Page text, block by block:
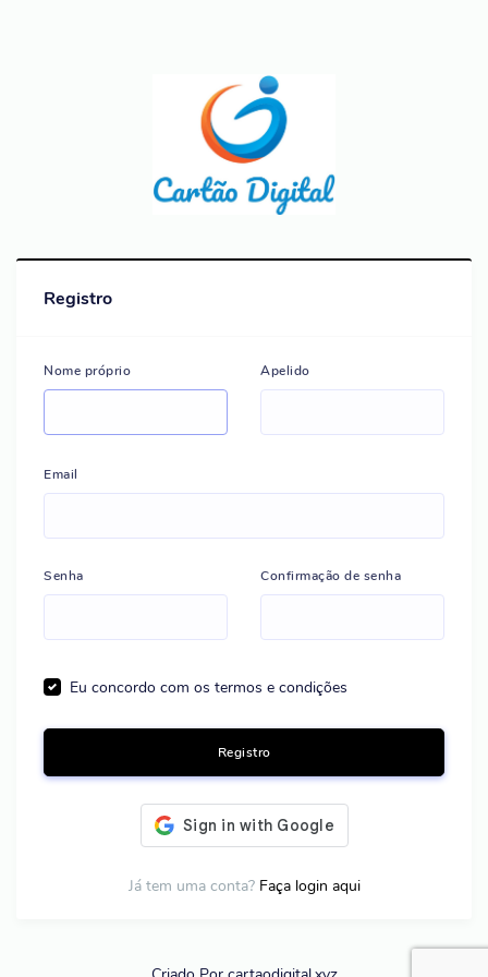
Registro
Nome próprio Apelido
Email
Senha Confirmação de senha
Eu concordo com os termos e condições
Registro
Já tem uma conta? Faça login aqui